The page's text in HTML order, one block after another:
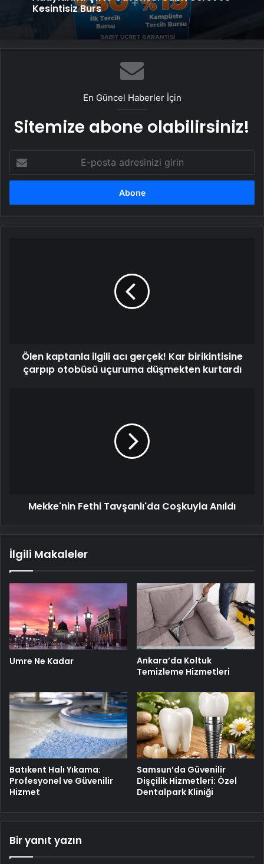
Kesintisiz Burs
En Güncel Haberler İçin
Sitemize abone olabilirsiniz!
posta
adresinizi
uçuruma
düşmekten
Ölen kaptanla ilgili acı gerçek! Kar birikintisine
çarpıp otobüsü uçuruma düşmekten kurtardı
Mekke'nin Fethi Tavşanlı'da Coşkuyla Anıldı
İlgili Makaleler
Umre Ne Kadar
Ankara’da Koltuk
Temizleme Hizmetleri
Batıkent Halı Yıkama:
Profesyonel ve Güvenilir
Hizmet
Samsun’da Güvenilir
Dişçilik Hizmetleri: Özel
Dentalpark Kliniği
Bir yanıt yazın